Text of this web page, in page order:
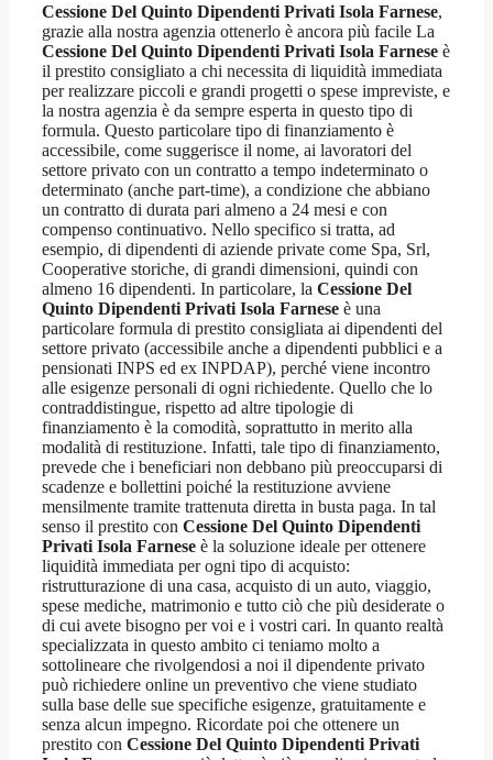
Cessione Del Quinto Dipendenti Privati Isola Farnese,
grazie alla nostra agenzia ottenerlo è ancora più facile La
Cessione Del Quinto Dipendenti Privati Isola Farnese è
il prestito consigliato a chi necessita di liquidità immediata
per realizzare piccoli e grandi progetti o spese impreviste, e
la nostra agenzia è da sempre esperta in questo tipo di
formula. Questo particolare tipo di finanziamento è
accessibile, come suggerisce il nome, ai lavoratori del
settore privato con un contratto a tempo indeterminato o
determinato (anche part-time), a condizione che abbiano
un contratto di durata pari almeno a 24 mesi e con
compenso continuativo. Nello specifico si tratta, ad
esempio, di dipendenti di aziende private come Spa, Srl,
Cooperative storiche, di grandi dimensioni, quindi con
almeno 16 dipendenti. In particolare, la Cessione Del
Quinto Dipendenti Privati Isola Farnese è una
particolare formula di prestito consigliata ai dipendenti del
settore privato (accessibile anche a dipendenti pubblici e a
pensionati INPS ed ex INPDAP), perché viene incontro
alle esigenze personali di ogni richiedente. Quello che lo
contraddistingue, rispetto ad altre tipologie di
finanziamento è la comodità, soprattutto in merito alla
modalità di restituzione. Infatti, tale tipo di finanziamento,
prevede che i beneficiari non debbano più preoccuparsi di
scadenze e bollettini poiché la restituzione avviene
mensilmente tramite trattenuta diretta in busta paga. In tal
senso il prestito con Cessione Del Quinto Dipendenti
Privati Isola Farnese è la soluzione ideale per ottenere
liquidità immediata per ogni tipo di acquisto:
ristrutturazione di una casa, acquisto di un auto, viaggio,
spese mediche, matrimonio e tutto ciò che più desiderate o
di cui avete bisogno per voi e i vostri cari. In quanto realtà
specializzata in questo ambito ci teniamo molto a
sottolineare che rivolgendosi a noi il dipendente privato
può richiedere online un preventivo che viene studiato
sulla base delle sue specifiche esigenze, gratuitamente e
senza alcun impegno. Ricordate poi che ottenere un
prestito con Cessione Del Quinto Dipendenti Privati